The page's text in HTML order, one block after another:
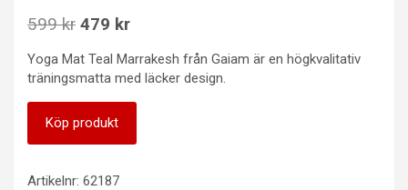
599kr Det
priset
599 kr.
479 krDet
priset
Yoga Mat Teal Marrakesh från Gaiam är en högkvalitativ
träningsmatta med läcker design.
Köp produkt
Artikelnr: 62187